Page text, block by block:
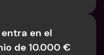
en el
de 10.000 €